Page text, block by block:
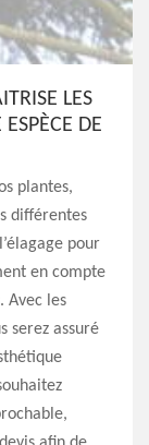
LES
DE
plantes,
différentes
pour
en compte
Avec les
serez assuré